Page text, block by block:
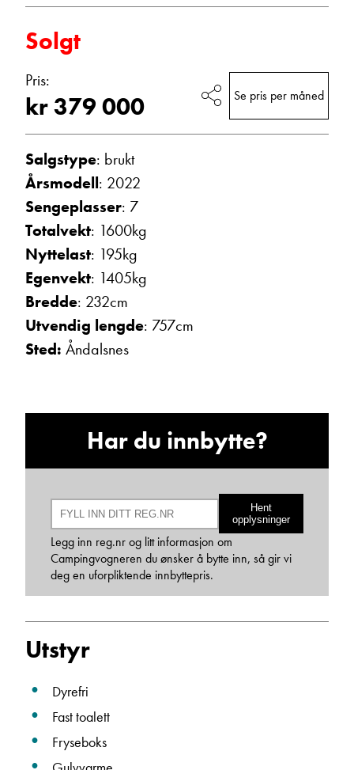
Ta kontakt
Lurer du på noe? Spør!
Sted
Beskrivelse
Denne siden er beskyttet av reCAPTCHA og Google
Personvernerklæring
Solgt
Pris:
kr 379 000 Se pris per måned
Salgstype: brukt
Årsmodell: 2022
Sengeplasser: 7
Totalvekt: 1600kg
Nyttelast: 195kg
Egenvekt: 1405kg
Bredde: 232cm
Utvendig lengde: 757cm
Sted: Åndalsnes
Har du innbytte?
Hent
opplysninger
Legg inn reg.nr og litt informasjon om
Campingvogneren du ønsker å bytte inn, så gir vi
deg en uforpliktende innbyttepris.
Utstyr
Dyrefri
Fast toalett
Fryseboks